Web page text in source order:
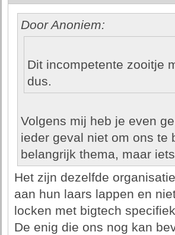
Door Anoniem:
Dit incompetente zooitje
dus.
Volgens mij heb je even
ieder geval niet om ons te
belangrijk thema, maar
Het zijn dezelfde
aan hun laars lappen en
locken met bigtech
De enig die ons nog kan